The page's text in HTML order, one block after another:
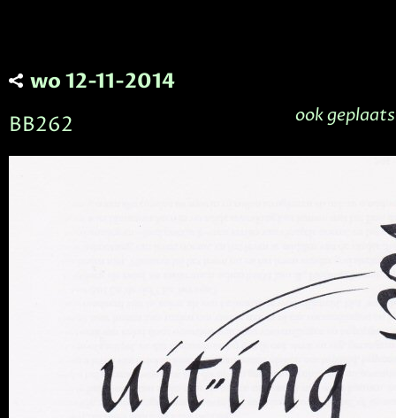
wo 12-11-2014
ook
BB262